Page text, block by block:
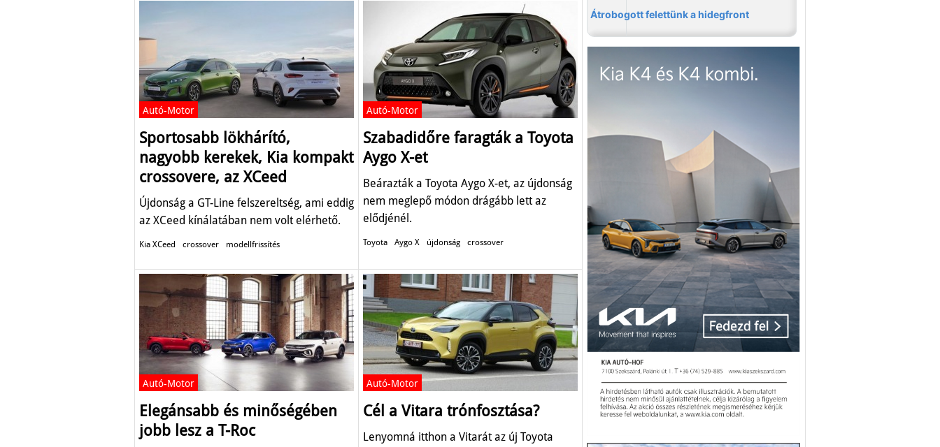
Autó-Motor
Sportosabb lökhárító,
nagyobb kerekek, Kia kompakt
crossovere, az XCeed
Újdonság a GT-Line felszereltség, ami eddig
az XCeed kínálatában nem volt elérhető.
Kia XCeed crossover modellfrissítés
Autó-Motor
Szabadidőre faragták a Toyota
Aygo X-et
Beárazták a Toyota Aygo X-et, az újdonság
nem meglepő módon drágább lett az
elődjénél.
Toyota Aygo X újdonság crossover
Autó-Motor
Elegánsabb és minőségében
jobb lesz a T-Roc
Autó-Motor
Cél a Vitara trónfosztása?
Lenyomná itthon a Vitarát az új Toyota